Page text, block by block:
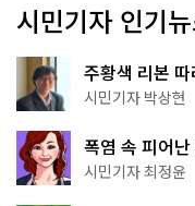
시민기자 인기
주황색 리본
서울둘레길 15
시민기자 박상현
폭염 속 피어
무 명소
시민기자 최정윤